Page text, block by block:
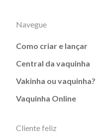
Navegue
Como criar e lançar
Central da vaquinha
Vakinha ou vaquinha?
Vaquinha Online
Cliente feliz